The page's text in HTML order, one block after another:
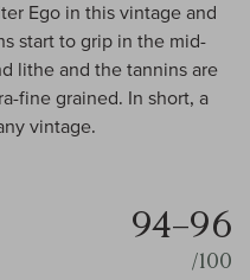
Ego in this vintage and
start to grip in the mid-
lithe and the tannins are
fine grained. In short, a
vintage.
94–96
/100